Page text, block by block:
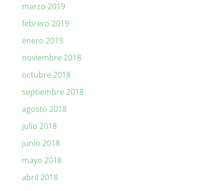
marzo 2019
febrero 2019
enero 2019
noviembre 2018
octubre 2018
septiembre 2018
agosto 2018
julio 2018
junio 2018
mayo 2018
abril 2018